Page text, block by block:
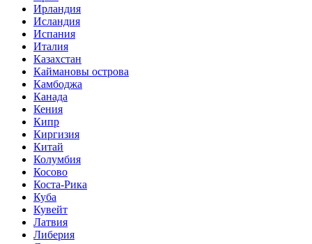
Ирландия
Исландия
Испания
Италия
Казахстан
Каймановы острова
Камбоджа
Канада
Кения
Кипр
Киргизия
Китай
Колумбия
Косово
Коста-Рика
Куба
Кувейт
Латвия
Либерия